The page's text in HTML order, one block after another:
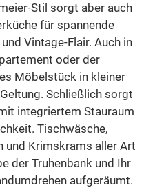
Stil sorgt aber auch
für spannende
Vintage-Flair. Auch in
oder der
Möbelstück in kleiner
Schließlich sorgt
integriertem Stauraum
Tischwäsche,
und Krimskrams aller Art
der Truhenbank und Ihr
aufgeräumt.